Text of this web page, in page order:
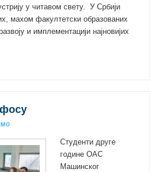
у читавом свету. У Србији
махом факултетски образованих
и имплементацији најновијих
Студенти друге
године ОАС
Машинског